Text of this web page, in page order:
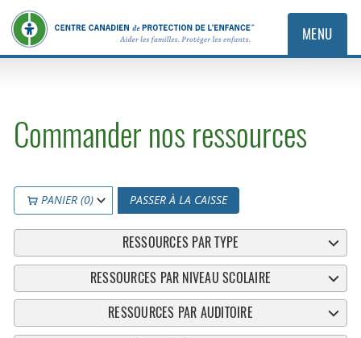
MENU
Commander nos ressources
PANIER (0) PASSER À LA CAISSE
RESSOURCES PAR TYPE
RESSOURCES PAR NIVEAU SCOLAIRE
RESSOURCES PAR AUDITOIRE